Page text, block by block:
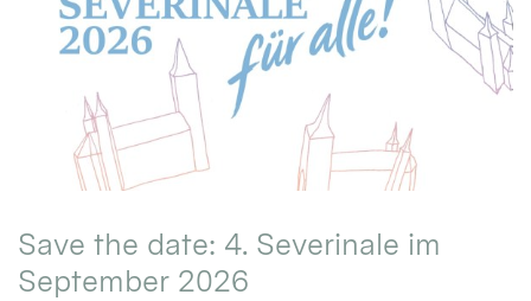
Save the date: 4. Severinale im
September 2026